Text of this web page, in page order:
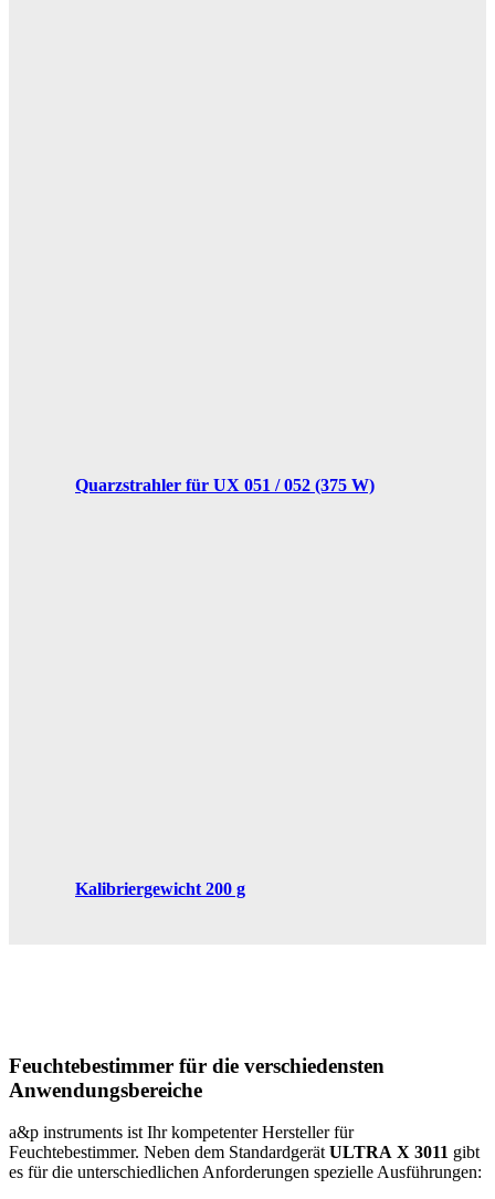
Quarzstrahler für UX 051 / 052 (375 W)
Kalibriergewicht 200 g
Feuchtebestimmer für die verschiedensten
Anwendungsbereiche
a&p instruments ist Ihr kompetenter Hersteller für
Feuchtebestimmer. Neben dem StandardgerätULTRA X 3011 gibt
es für die unterschiedlichen Anforderungen spezielle Ausführungen: